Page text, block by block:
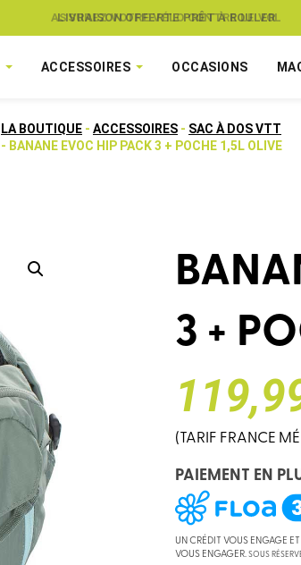
ASSUREZ VOTRE VÉLO CONTRE LE VOL
ACCESSOIRES OCCASIONS
LA BOUTIQUE - ACCESSOIRES - SAC À DOS VTT
- BANANE EVOC HIP PACK 3 + POCHE 1,5L OLIVE
3 +
(TARIF FRANCE
PAIEMENT EN
UN CRÉDIT VOUS ENGAGE
VOUS ENGAGER.SOUS